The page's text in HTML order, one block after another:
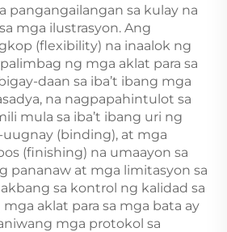
pangangailangan sa kulay na
mga ilustrasyon. Ang
(flexibility) na inaalok ng
ng mga aklat para sa
daan sa iba’t ibang mga
na nagpapahintulot sa
mula sa iba’t ibang uri ng
(binding), at mga
(finishing) na umaayon sa
pananaw at mga limitasyon sa
sa kontrol ng kalidad sa
aklat para sa mga bata ay
mga protokol sa